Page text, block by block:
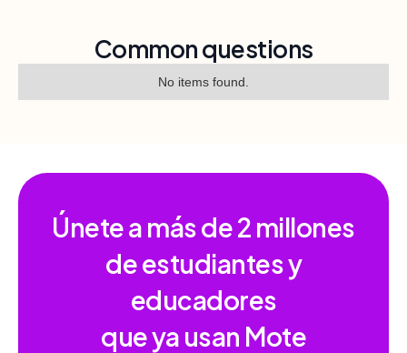
Common questions
No items found.
Únete a más de2 millones
de estudiantes y
educadores
que ya usan Mote